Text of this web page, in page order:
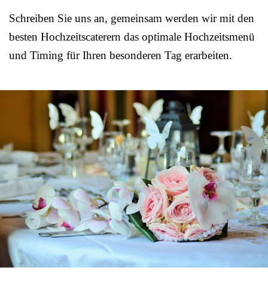
Schreiben Sie uns an, gemeinsam werden wir mit den
besten Hochzeitscaterern das optimale Hochzeitsmenü
und Timing für Ihren besonderen Tag erarbeiten.